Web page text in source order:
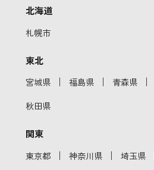
北海道
札幌市
東北
宮城県 ｜ 福島県 ｜ 青森県 ｜
秋田県
関東
東京都 ｜ 神奈川県 ｜ 埼玉県